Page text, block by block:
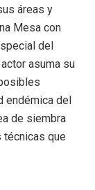
áreas y
Mesa con
del
asuma su
endémica del
de siembra
técnicas que